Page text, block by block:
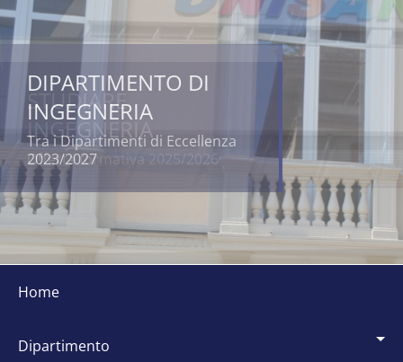
DIPARTIMENTO DI
INGEGNERIA
Tra i Dipartimenti di Eccellenza
2023/2027
dipartimentali
home
dipartimento